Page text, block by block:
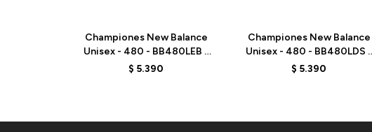
Championes New Balance
Unisex - 480 - BB480LEB -
ARCTIC GREY
$ 5.390
Championes New Balance
Unisex - 480 - BB480LDS -
LINEN
$ 5.390